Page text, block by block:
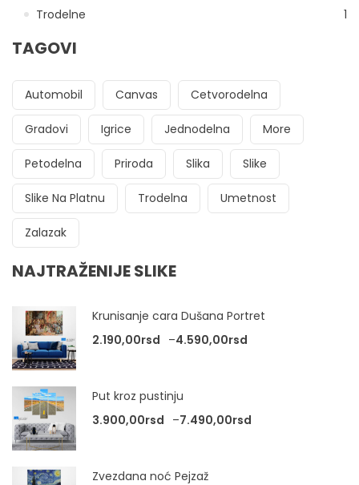
Trodelne
1
TAGOVI
Automobil Canvas Cetvorodelna
Gradovi Igrice Jednodelna More
Petodelna Priroda Slika Slike
Slike Na Platnu Trodelna Umetnost
Zalazak
NAJTRAŽENIJE SLIKE
Krunisanje cara Dušana Portret
2.190,00rsd –4.590,00rsd
Put kroz pustinju
3.900,00rsd –7.490,00rsd
Zvezdana noć Pejzaž